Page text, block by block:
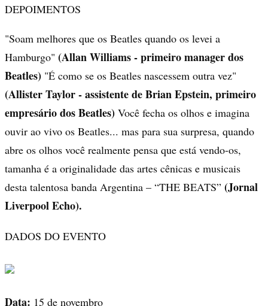
DEPOIMENTOS
"Soam melhores que os Beatles quando os levei a
Hamburgo" (Allan Williams - primeiro manager dos
Beatles) "É como se os Beatles nascessem outra vez"
(Allister Taylor - assistente de Brian Epstein, primeiro
empresário dos Beatles) Você fecha os olhos e imagina
ouvir ao vivo os Beatles... mas para sua surpresa, quando
abre os olhos você realmente pensa que está vendo-os,
tamanha é a originalidade das artes cênicas e musicais
desta talentosa banda Argentina – “THE BEATS” (Jornal
Liverpool Echo).
DADOS DO EVENTO
Data: 15 de novembro